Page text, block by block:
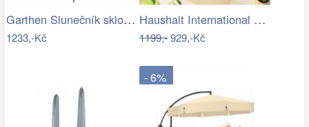
Garthen Slunečník sklopný s kličkou,…
1233,-Kč
Haushalt International Slunečník…
1199,-929,-Kč
- 6%